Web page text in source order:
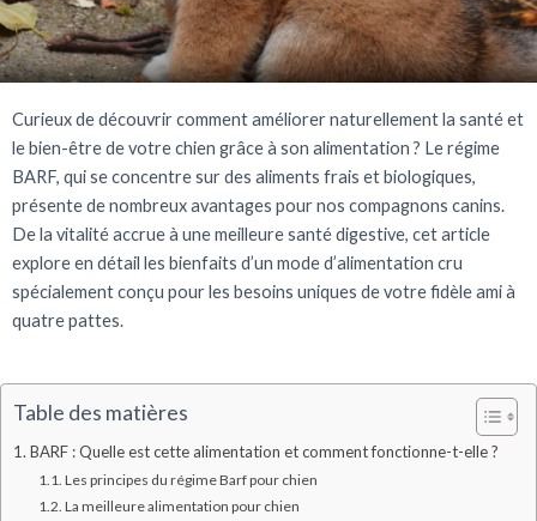
Curieux de découvrir comment améliorer naturellement la santé et
le bien-être de votre chien grâce à son alimentation ? Le régime
BARF, qui se concentre sur des aliments frais et biologiques,
présente de nombreux avantages pour nos compagnons canins.
De la vitalité accrue à une meilleure santé digestive, cet article
explore en détail les bienfaits d’un mode d’alimentation cru
spécialement conçu pour les besoins uniques de votre fidèle ami à
quatre pattes.
Table des matières
BARF : Quelle est cette alimentation et comment fonctionne-t-elle ?
Les principes du régime Barf pour chien
La meilleure alimentation pour chien